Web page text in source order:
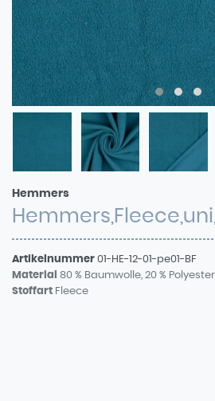
Hemmers
Artikelnummer 01-HE-12-01-pe01-BF
Material 80 % Baumwolle, 20 % Polyester
Stoffart Fleece